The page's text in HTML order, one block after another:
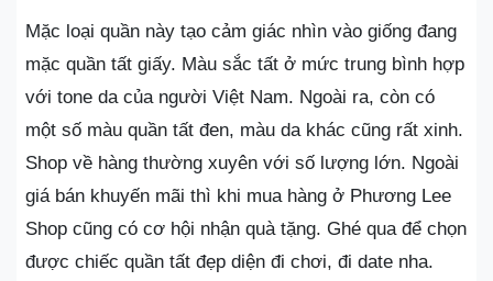
Mặc loại quần này tạo cảm giác nhìn vào giống đang
mặc quần tất giấy. Màu sắc tất ở mức trung bình hợp
với tone da của người Việt Nam. Ngoài ra, còn có
một số màu quần tất đen, màu da khác cũng rất xinh.
Shop về hàng thường xuyên với số lượng lớn. Ngoài
giá bán khuyến mãi thì khi mua hàng ở Phương Lee
Shop cũng có cơ hội nhận quà tặng. Ghé qua để chọn
được chiếc quần tất đẹp diện đi chơi, đi date nha.